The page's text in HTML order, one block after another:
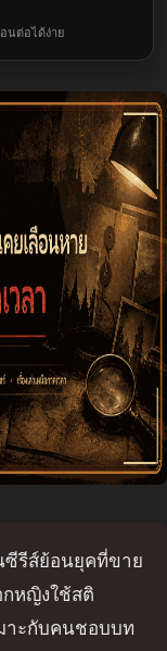
นต่อได้ง่าย
ซีรีส์ย้อนยุคที่ขาย
กหญิงใช้สติ
าะกับคนชอบบท